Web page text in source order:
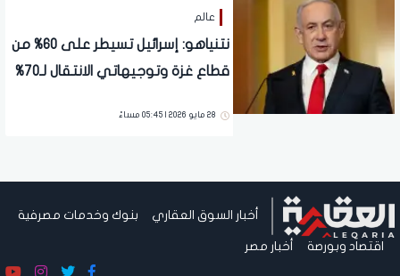
عالم
نتنياهو: إسرائيل تسيطر على 60% من
قطاع غزة وتوجيهاتي الانتقال لـ70%
28 مايو 2026 | 05:45 مساءً
أخبار السوق العقاري بنوك وخدمات مصرفية
اقتصاد وبورصة أخبار مصر